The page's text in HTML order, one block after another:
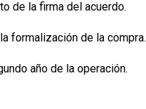
de la firma del acuerdo.
formalización de la compra.
año de la operación.